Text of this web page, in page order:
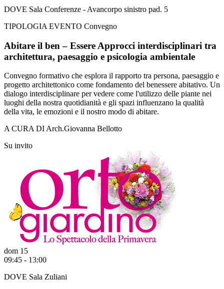
DOVE Sala Conferenze - Avancorpo sinistro pad. 5
TIPOLOGIA EVENTO Convegno
Abitare il ben – Essere Approcci interdisciplinari tra
architettura, paesaggio e psicologia ambientale
Convegno formativo che esplora il rapporto tra persona, paesaggio e
progetto architettonico come fondamento del benessere abitativo. Un
dialogo interdisciplinare per vedere come l'utilizzo delle piante nei
luoghi della nostra quotidianità e gli spazi influenzano la qualità
della vita, le emozioni e il nostro modo di abitare.
A CURA DI Arch.Giovanna Bellotto
Su invito
dom 15
09:45 - 13:00
DOVE Sala Zuliani